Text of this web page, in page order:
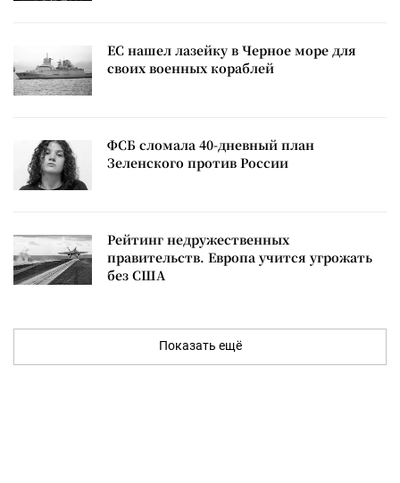
ЕС нашел лазейку в Черное море для
своих военных кораблей
ФСБ сломала 40-дневный план
Зеленского против России
Рейтинг недружественных
правительств. Европа учится угрожать
без США
Показать ещё